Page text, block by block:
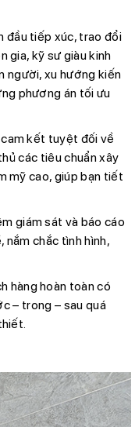
đầu tiếp xúc, trao đổi
gia, kỹ sư giàu kinh
người, xu hướng kiến
phương án tối ưu
cam kết tuyệt đối về
các tiêu chuẩn xây
mỹ cao, giúp bạn tiết
giám sát và báo cáo
chắc tình hình,
hàng hoàn toàn có
– trong – sau quá